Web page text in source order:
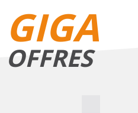
GIGA
OFFRES